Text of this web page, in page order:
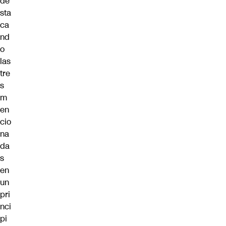
sta
ca
nd
o
las
tre
s
m
en
cio
na
da
s
en
un
pri
nci
pi